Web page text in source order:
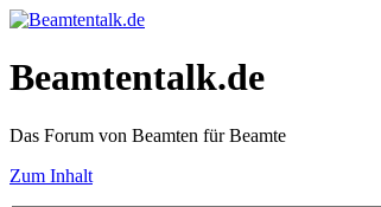
Beamtentalk.de
Das Forum von Beamten für Beamte
Zum Inhalt